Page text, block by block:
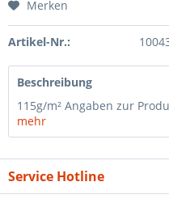
Merken
Artikel-Nr.:
Beschreibung
115g/m² Angaben zur
mehr
Service Hotline